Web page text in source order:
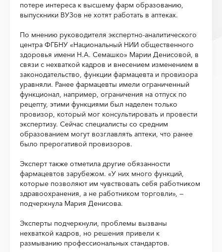
потере интереса к высшему фарм образованию,
выпускники ВУЗов не хотят работать в аптеках.
По мнению руководителя экспертно-аналитического
центра ФГБНУ «Национальный НИИ общественного
здоровья имени Н.А. Семашко» Марии Денисовой, в
связи с нехваткой кадров и внесением изменением в
законодательство, функции фармацевта и провизора
уравняли. Ранее фармацевты имели ограниченный
функционал, например, ограничения на отпуск по
рецепту, этими функциями был наделен только
провизор, который мог консультировать и провести
экспертизу. Сейчас специалисты со средним
образованием могут возглавлять аптеки, что ранее
было прерогативой провизоров.
Эксперт также отметила другие обязанности
фармацевтов зарубежом. «У них много функций,
которые позволяют им чувствовать себя работником
здравоохранения, а не работником торговли», —
подчеркнула Мария Денисова.
Эксперты подчеркнули, проблемы вызваны
нехваткой кадров, но решения привели к
размыванию профессиональных стандартов.